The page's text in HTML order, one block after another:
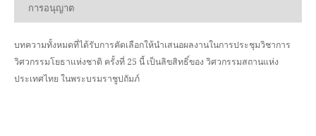
การอนุญาต
บทความทั้งหมดที่ได้รับการคัดเลือกให้นำเสนอผลงานในการประชุมวิชาการ
วิศวกรรมโยธาแห่งชาติ ครั้งที่ 25 นี้ เป็นลิขสิทธิ์ของวิศวกรรมสถานแห่ง
ประเทศไทย ในพระบรมราชูปถัมภ์